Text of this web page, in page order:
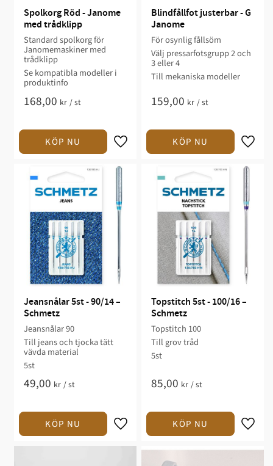
Spolkorg Röd - Janome
med trådklipp
Standard spolkorg för
Janomemaskiner med
trådklipp
Se kompatibla modeller i
produktinfo
168,00 kr /st
Blindfållfot justerbar - G
Janome
För osynlig fållsöm
Välj pressarfotsgrupp 2 och
3 eller 4
Till mekaniska modeller
159,00 kr /st
Jeansnålar 5st - 90/14 –
Schmetz
Jeansnålar 90
Till jeans och tjocka tätt
vävda material
5st
49,00 kr /st
Topstitch 5st - 100/16 –
Schmetz
Topstitch 100
Till grov tråd
5st
85,00 kr /st